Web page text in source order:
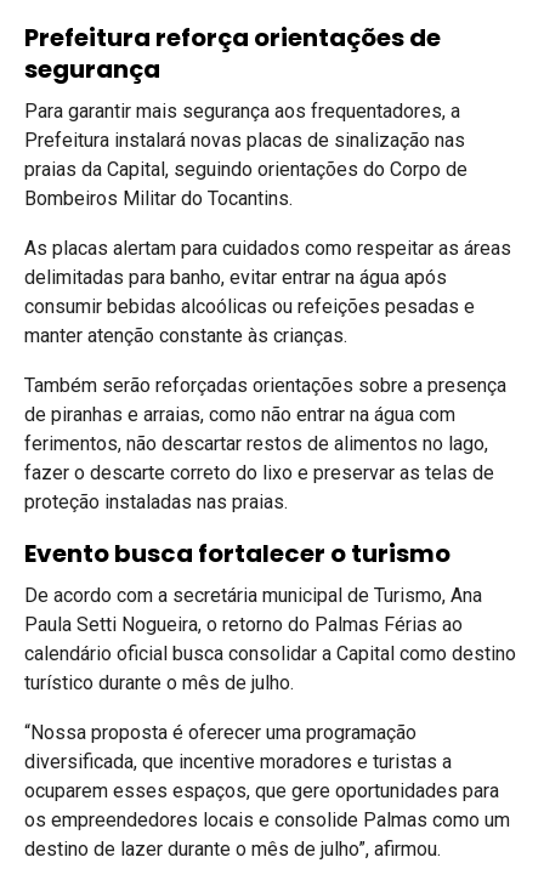
Prefeitura reforça orientações de
segurança
Para garantir mais segurança aos frequentadores, a
Prefeitura instalará novas placas de sinalização nas
praias da Capital, seguindo orientações do Corpo de
Bombeiros Militar do Tocantins.
As placas alertam para cuidados como respeitar as áreas
delimitadas para banho, evitar entrar na água após
consumir bebidas alcoólicas ou refeições pesadas e
manter atenção constante às crianças.
Também serão reforçadas orientações sobre a presença
de piranhas e arraias, como não entrar na água com
ferimentos, não descartar restos de alimentos no lago,
fazer o descarte correto do lixo e preservar as telas de
proteção instaladas nas praias.
Evento busca fortalecer o turismo
De acordo com a secretária municipal de Turismo, Ana
Paula Setti Nogueira, o retorno do Palmas Férias ao
calendário oficial busca consolidar a Capital como destino
turístico durante o mês de julho.
“Nossa proposta é oferecer uma programação
diversificada, que incentive moradores e turistas a
ocuparem esses espaços, que gere oportunidades para
os empreendedores locais e consolide Palmas como um
destino de lazer durante o mês de julho”, afirmou.